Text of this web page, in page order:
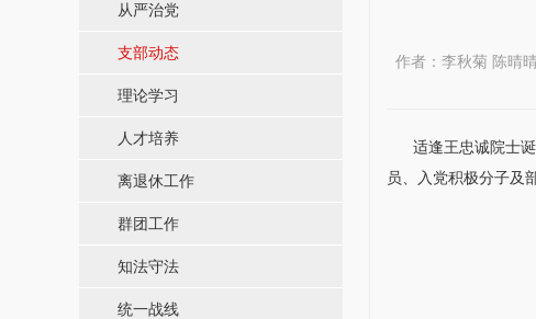
从严治党
支部动态
理论学习
人才培养
离退休工作
群团工作
知法守法
统一战线
作者：李秋菊 陈晴
适逢王忠诚院士诞
员、入党积极分子及